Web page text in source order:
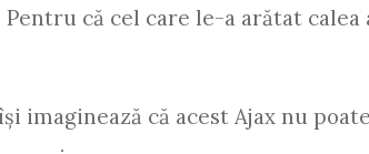
că cel care le-a arătat
imaginează că acest Ajax nu